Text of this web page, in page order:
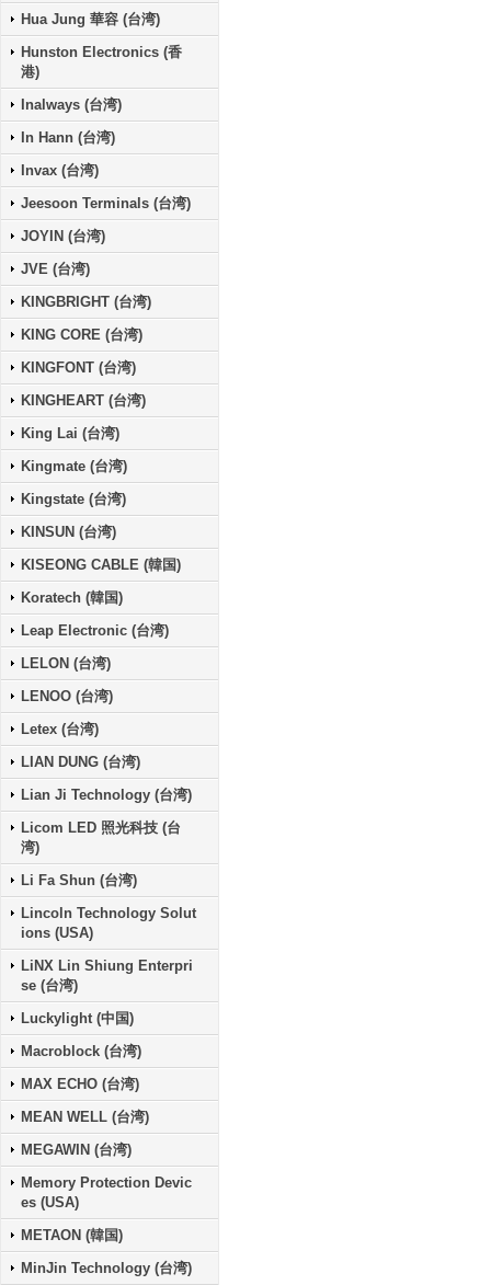
Hua Jung 華容 (台湾)
Hunston Electronics (香
港)
Inalways (台湾)
In Hann (台湾)
Invax (台湾)
Jeesoon Terminals (台湾)
JOYIN (台湾)
JVE (台湾)
KINGBRIGHT (台湾)
KING CORE (台湾)
KINGFONT (台湾)
KINGHEART (台湾)
King Lai (台湾)
Kingmate (台湾)
Kingstate (台湾)
KINSUN (台湾)
KISEONG CABLE (韓国)
Koratech (韓国)
Leap Electronic (台湾)
LELON (台湾)
LENOO (台湾)
Letex (台湾)
LIAN DUNG (台湾)
Lian Ji Technology (台湾)
Licom LED 照光科技 (台
湾)
Li Fa Shun (台湾)
Lincoln Technology Solut
ions (USA)
LiNX Lin Shiung Enterpri
se (台湾)
Luckylight (中国)
Macroblock (台湾)
MAX ECHO (台湾)
MEAN WELL (台湾)
MEGAWIN (台湾)
Memory Protection Devic
es (USA)
METAON (韓国)
MinJin Technology (台湾)